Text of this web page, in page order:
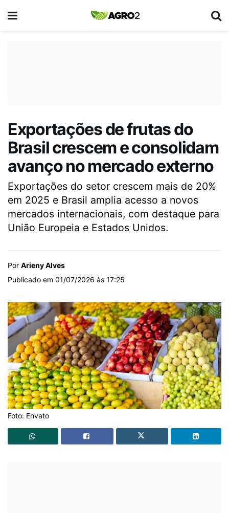
Exportações de frutas do
Brasil crescem e consolidam
avanço no mercado externo
Exportações do setor crescem mais de 20%
em 2025 e Brasil amplia acesso a novos
mercados internacionais, com destaque para
União Europeia e Estados Unidos.
Por Arieny Alves
Publicado em 01/07/2026 às 17:25
Foto: Envato